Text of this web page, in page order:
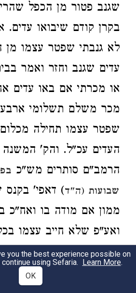
שגנב פטור מן הכפל
בקרן קודם שיבואו
לא גנבתי שפטר עצמו מן
עדים שגנב וחזר ואמר
או מכרתי אם באו עדים
מכר משלם תשלומי
שפטר עצמו תחילה
העדים עכ"ל. והק' המשנה
הרמב"ם סותרים מש"כ
שבועות (ה"ד) דאפי' בקנס
ממון אם מודה בו ואח"כ
ואע"פ שלא חייב עצמו
וכן המשביע עידי קנס
משבועת העדות מפני
you the best experience possible on
using Sefaria. Learn More.
OK